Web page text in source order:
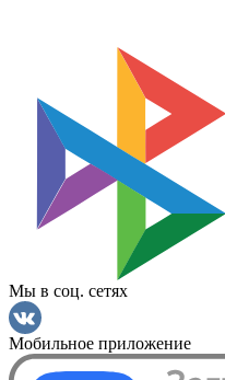
Мы в соц. сетях
Мобильное приложение